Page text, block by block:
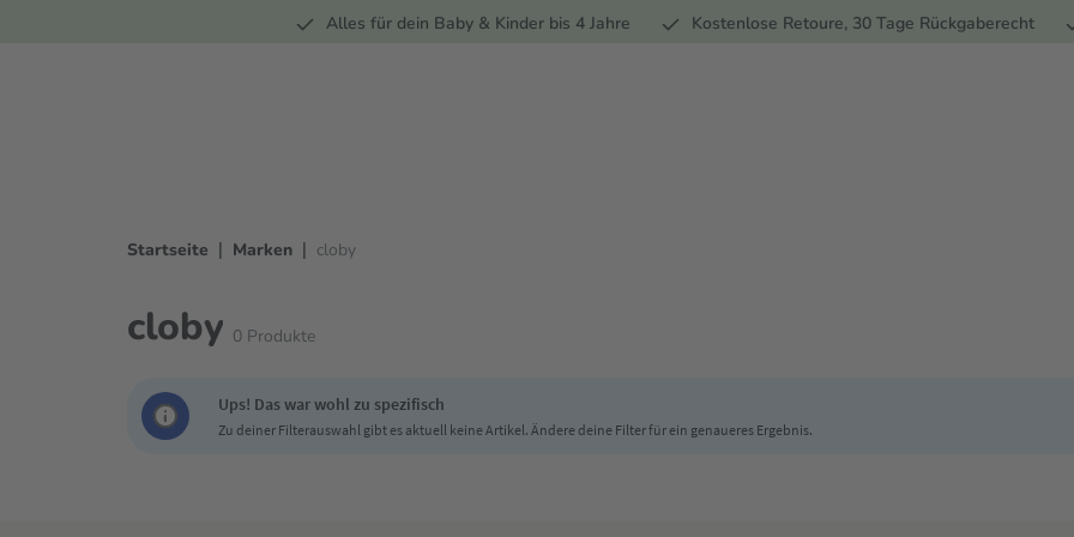
Zur Hauptnavigation springen Alles für dein Baby & Kinder bis 4 Jahre Kostenlose Retoure, 30 Tage Rückgaberecht
Startseite | Marken | cloby
cloby 0 Produkte
Ups! Das war wohl zu spezifisch
Zu deiner Filterauswahl gibt es aktuell keine Artikel. Ändere deine Filter für ein genaueres Ergebnis.